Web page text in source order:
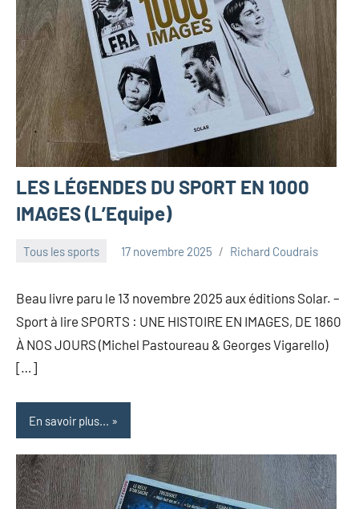
LES LÉGENDES DU SPORT EN 1000
IMAGES (L’Equipe)
Tous les sports 17 novembre 2025 Richard Coudrais
Beau livre paru le 13 novembre 2025 aux éditions Solar. –
Sport à lire SPORTS : UNE HISTOIRE EN IMAGES, DE 1860
À NOS JOURS (Michel Pastoureau & Georges Vigarello)
[…]
En savoir plus...